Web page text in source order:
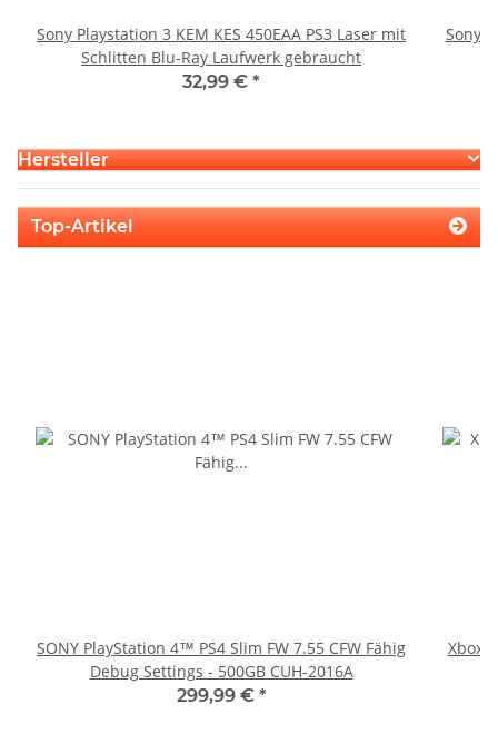
Sony Playstation 3 KEM KES 450EAA PS3 Laser mit
Schlitten Blu-Ray Laufwerk gebraucht
32,99 € *
Sony
Hersteller
Top-Artikel
SONY PlayStation 4™ PS4 Slim FW 7.55 CFW Fähig
Debug Settings - 500GB CUH-2016A
299,99 € *
Xbox